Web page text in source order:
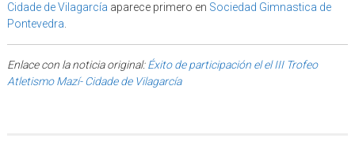
Cidade de Vilagarcía aparece primero en Sociedad Gimnastica de
Pontevedra.
Enlace con la noticia original:Éxito de participación el el III Trofeo
Atletismo Mazí- Cidade de Vilagarcía